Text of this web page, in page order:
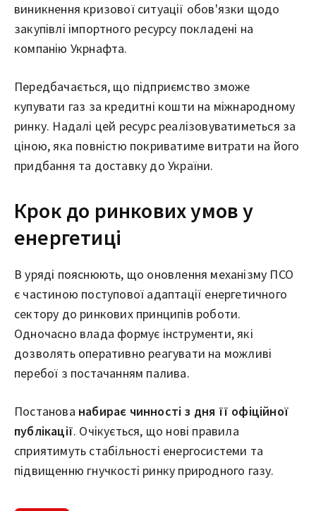
виникнення кризової ситуації обов'язки щодо
закупівлі імпортного ресурсу покладені на
компанію Укрнафта.
Передбачається, що підприємство зможе
купувати газ за кредитні кошти на міжнародному
ринку. Надалі цей ресурс реалізовуватиметься за
ціною, яка повністю покриватиме витрати на його
придбання та доставку до України.
Крок до ринкових умов у
енергетиці
В уряді пояснюють, що оновлення механізму ПСО
є частиною поступової адаптації енергетичного
сектору до ринкових принципів роботи.
Одночасно влада формує інструменти, які
дозволять оперативно реагувати на можливі
перебої з постачанням палива.
Постанова набирає чинності з дня її офіційної
публікації. Очікується, що нові правила
сприятимуть стабільності енергосистеми та
підвищенню гнучкості ринку природного газу.